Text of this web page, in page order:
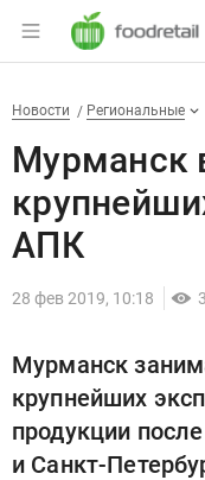
Раздел
Мурманск
Новости
Разделы
Новости Региональные
Мурманск
АПК
28 фев 2019, 10:18
Мурманск
крупнейших
продукции
и Санкт-